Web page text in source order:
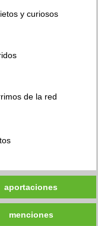
y curiosos
de la red
aportaciones
menciones